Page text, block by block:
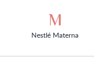
Nestlé Materna